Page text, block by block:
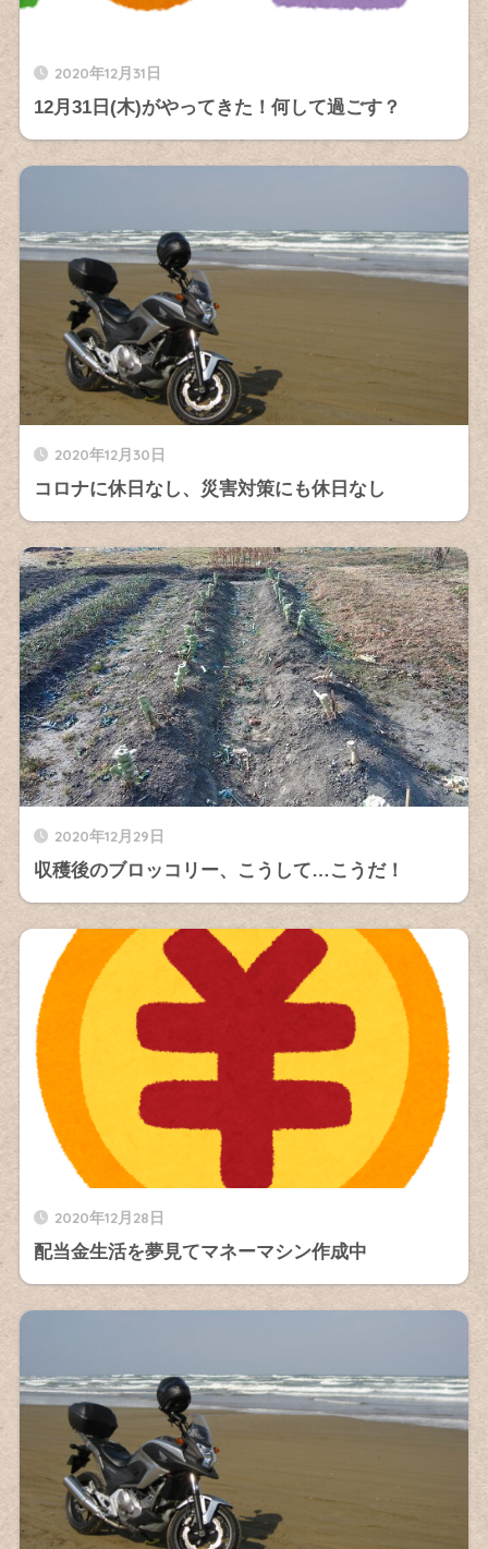
2020年12月31日
12月31日(木)がやってきた！何して過ごす？
2020年12月30日
コロナに休日なし、災害対策にも休日なし
2020年12月29日
収穫後のブロッコリー、こうして…こうだ！
2020年12月28日
配当金生活を夢見てマネーマシン作成中